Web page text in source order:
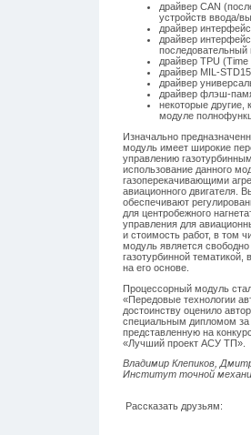
драйвер CAN
устройств ввода/
драйвер
драйвер
драйвер TPU
драйвер MIL-
драйвер
драйвер флэш-
некоторые
модуле
Изначально
модуль имеет широкие
управлению
использование данного
газоперекачивающими
авиационного двигателя.
обеспечивают
для центробежного
управления для
и стоимость работ, в том
модуль является
газотурбинной
на его основе.
Процессорный модуль
«Передовые технологии
достоинству оценило
специальным дипломом за
представленную на
«Лучший проект АСУ ТП».
Владимир Клепиков,
Институт точной
Рассказать друзьям: